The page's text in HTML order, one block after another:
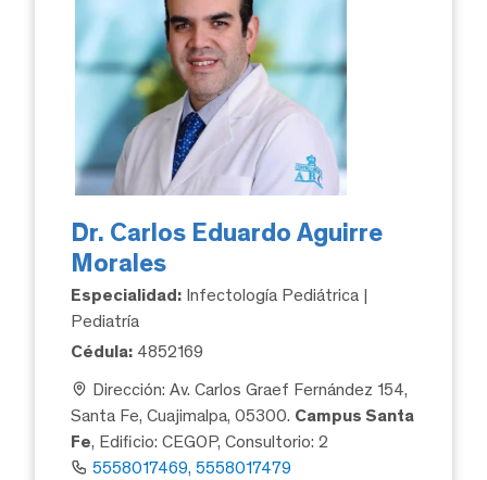
Dr. Carlos Eduardo Aguirre
Morales
Especialidad: Infectología Pediátrica |
Pediatría
Cédula: 4852169
Dirección: Av. Carlos Graef Fernández 154,
Santa Fe, Cuajimalpa, 05300. Campus Santa
Fe, Edificio: CEGOP, Consultorio: 2
5558017469, 5558017479